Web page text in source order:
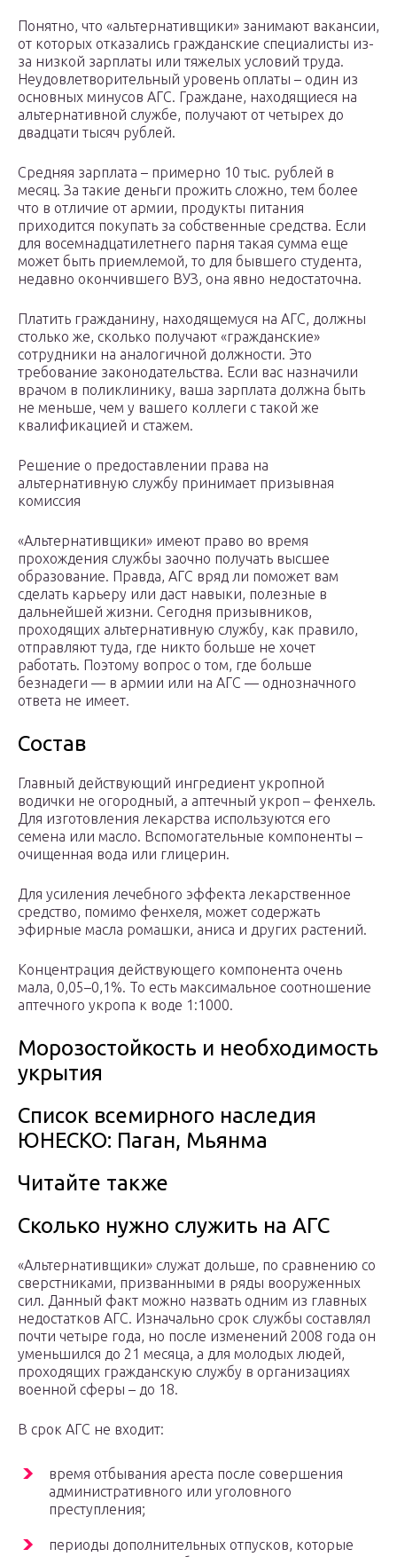
Понятно, что «альтернативщики» занимают вакансии,
от которых отказались гражданские специалисты из-
за низкой зарплаты или тяжелых условий труда.
Неудовлетворительный уровень оплаты – один из
основных минусов АГС. Граждане, находящиеся на
альтернативной службе, получают от четырех до
двадцати тысяч рублей.
Средняя зарплата – примерно 10 тыс. рублей в
месяц. За такие деньги прожить сложно, тем более
что в отличие от армии, продукты питания
приходится покупать за собственные средства. Если
для восемнадцатилетнего парня такая сумма еще
может быть приемлемой, то для бывшего студента,
недавно окончившего ВУЗ, она явно недостаточна.
Платить гражданину, находящемуся на АГС, должны
столько же, сколько получают «гражданские»
сотрудники на аналогичной должности. Это
требование законодательства. Если вас назначили
врачом в поликлинику, ваша зарплата должна быть
не меньше, чем у вашего коллеги с такой же
квалификацией и стажем.
Решение о предоставлении права на
альтернативную службу принимает призывная
комиссия
«Альтернативщики» имеют право во время
прохождения службы заочно получать высшее
образование. Правда, АГС вряд ли поможет вам
сделать карьеру или даст навыки, полезные в
дальнейшей жизни. Сегодня призывников,
проходящих альтернативную службу, как правило,
отправляют туда, где никто больше не хочет
работать. Поэтому вопрос о том, где больше
безнадеги — в армии или на АГС — однозначного
ответа не имеет.
Состав
Главный действующий ингредиент укропной
водички не огородный, а аптечный укроп – фенхель.
Для изготовления лекарства используются его
семена или масло. Вспомогательные компоненты –
очищенная вода или глицерин.
Для усиления лечебного эффекта лекарственное
средство, помимо фенхеля, может содержать
эфирные масла ромашки, аниса и других растений.
Концентрация действующего компонента очень
мала, 0,05–0,1%. То есть максимальное соотношение
аптечного укропа к воде 1:1000.
Морозостойкость и необходимость
укрытия
Список всемирного наследия
ЮНЕСКО: Паган, Мьянма
Читайте также
Сколько нужно служить на АГС
«Альтернативщики» служат дольше, по сравнению со
сверстниками, призванными в ряды вооруженных
сил. Данный факт можно назвать одним из главных
недостатков АГС. Изначально срок службы составлял
почти четыре года, но после изменений 2008 года он
уменьшился до 21 месяца, а для молодых людей,
проходящих гражданскую службу в организациях
военной сферы – до 18.
В срок АГС не входит:
время отбывания ареста после совершения
административного или уголовного
преступления;
периоды дополнительных отпусков, которые